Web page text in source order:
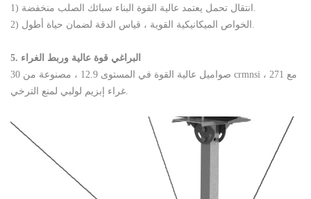
5. البراغي قوة عالية وربط الغراء
صواميل عالية القوة في المستوى 12.9 ، مصنوعة من 30 crmnsi ، مع 271